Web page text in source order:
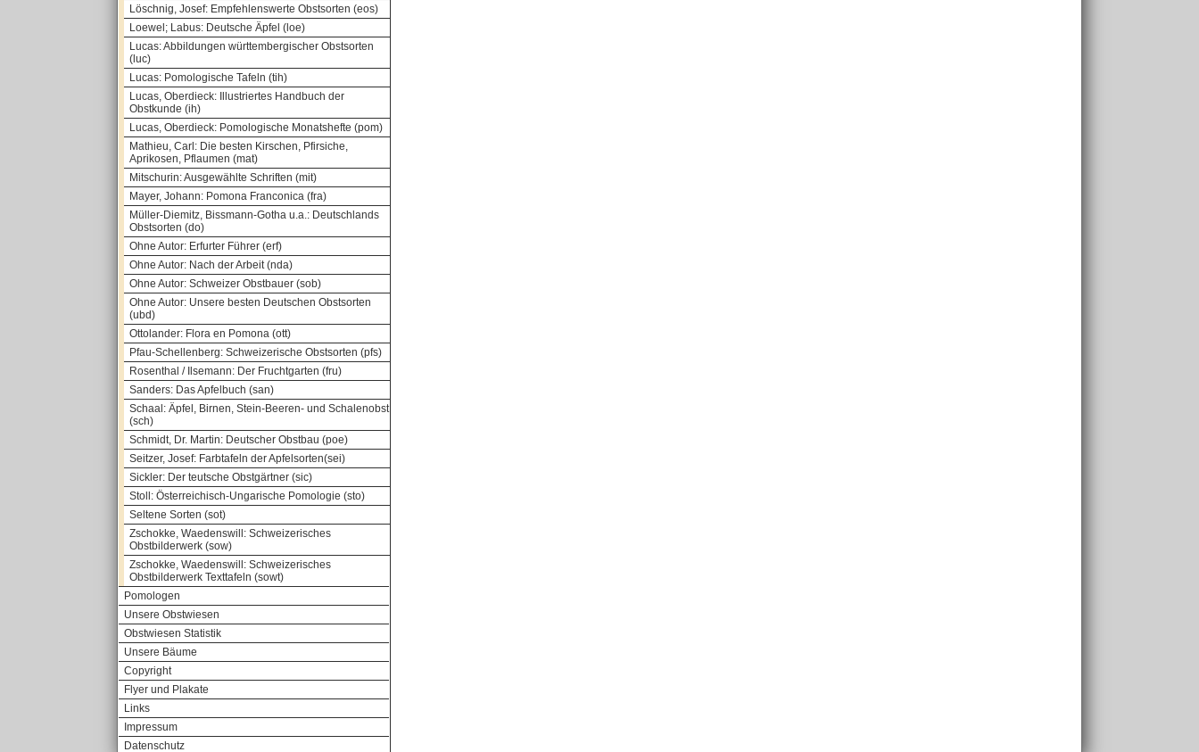
Löschnig, Josef: Empfehlenswerte Obstsorten (eos)
Loewel; Labus: Deutsche Äpfel (loe)
Lucas: Abbildungen württembergischer Obstsorten
(luc)
Lucas: Pomologische Tafeln (tih)
Lucas, Oberdieck: Illustriertes Handbuch der
Obstkunde (ih)
Lucas, Oberdieck: Pomologische Monatshefte (pom)
Mathieu, Carl: Die besten Kirschen, Pfirsiche,
Aprikosen, Pflaumen (mat)
Mitschurin: Ausgewählte Schriften (mit)
Mayer, Johann: Pomona Franconica (fra)
Müller-Diemitz, Bissmann-Gotha u.a.: Deutschlands
Obstsorten (do)
Ohne Autor: Erfurter Führer (erf)
Ohne Autor: Nach der Arbeit (nda)
Ohne Autor: Schweizer Obstbauer (sob)
Ohne Autor: Unsere besten Deutschen Obstsorten
(ubd)
Ottolander: Flora en Pomona (ott)
Pfau-Schellenberg: Schweizerische Obstsorten (pfs)
Rosenthal / Ilsemann: Der Fruchtgarten (fru)
Sanders: Das Apfelbuch (san)
Schaal: Äpfel, Birnen, Stein-Beeren- und Schalenobst
(sch)
Schmidt, Dr. Martin: Deutscher Obstbau (poe)
Seitzer, Josef: Farbtafeln der Apfelsorten(sei)
Sickler: Der teutsche Obstgärtner (sic)
Stoll: Österreichisch-Ungarische Pomologie (sto)
Seltene Sorten (sot)
Zschokke, Waedenswill: Schweizerisches
Obstbilderwerk (sow)
Zschokke, Waedenswill: Schweizerisches
Obstbilderwerk Texttafeln (sowt)
Pomologen
Unsere Obstwiesen
Obstwiesen Statistik
Unsere Bäume
Copyright
Flyer und Plakate
Links
Impressum
Datenschutz